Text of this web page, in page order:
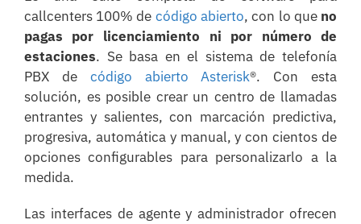
callcenters 100% de código abierto, con lo que no
pagas por licenciamiento ni por número de
estaciones. Se basa en el sistema de telefonía
PBX de código abierto Asterisk®. Con esta
solución, es posible crear un centro de llamadas
entrantes y salientes, con marcación predictiva,
progresiva, automática y manual, y con cientos de
opciones configurables para personalizarlo a la
medida.
Las interfaces de agente y administrador ofrecen